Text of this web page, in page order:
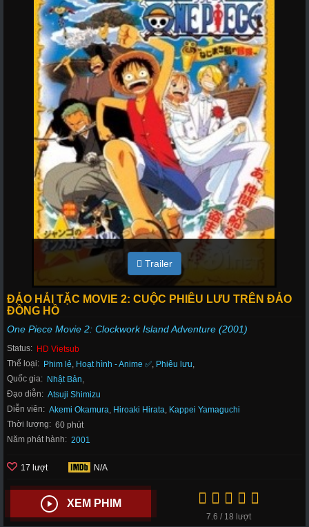
Trailer
ĐẢO HẢI TẶC MOVIE 2: CUỘC PHIÊU LƯU TRÊN ĐẢO
ĐỒNG HỒ
One Piece Movie 2: Clockwork Island Adventure (2001)
Status: HD Vietsub
Thể loại: Phim lẻ, Hoạt hình - Anime ✅, Phiêu lưu,
Quốc gia: Nhật Bản,
Đạo diễn: Atsuji Shimizu
Diễn viên: Akemi Okamura, Hiroaki Hirata, Kappei Yamaguchi
Thời lượng: 60 phút
Năm phát hành: 2001
17 lượt N/A
XEM PHIM
7.6 / 18 lượt